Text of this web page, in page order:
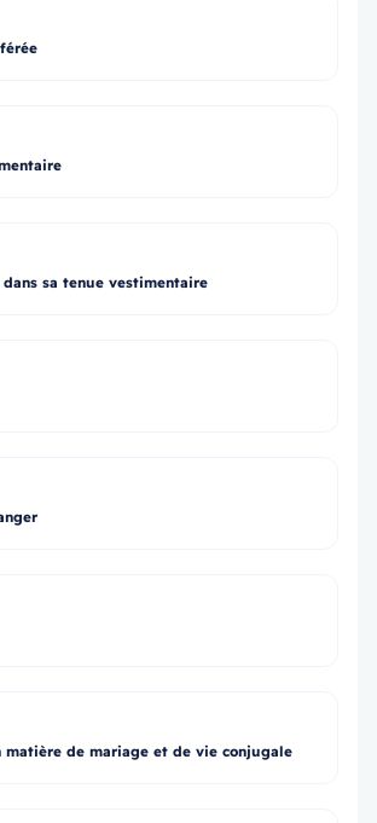
sa tenue vestimentaire
matière de mariage et de vie conjugale